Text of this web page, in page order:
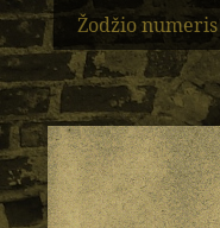
Žodžio numeris